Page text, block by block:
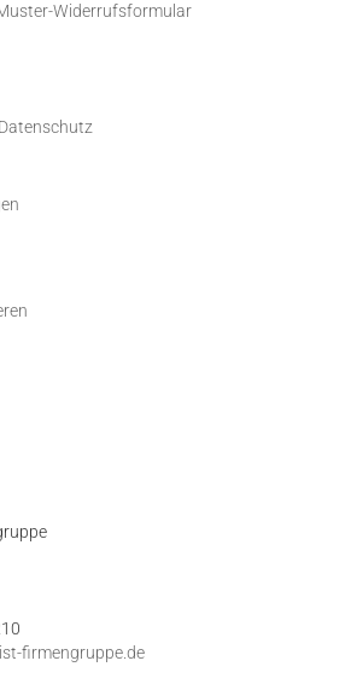
Widerrufsformular
firmengruppe.de